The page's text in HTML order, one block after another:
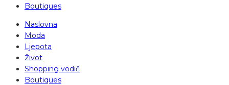
Boutiques
Naslovna
Moda
Ljepota
Život
Shopping vodič
Boutiques